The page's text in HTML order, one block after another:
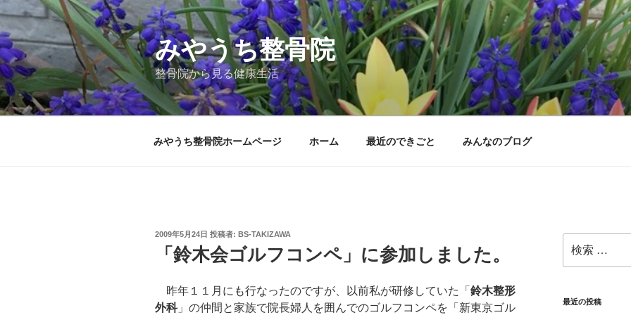
コ
ン
テ
ン
ツ
へ
ス
みやうち整骨院
整骨院から見る健康生活
みやうち整骨院ホームページ ホーム 最近のできごと みんなのブログ
投
2009年5月24日 投稿者: BS-TAKIZAWA
「鈴木会ゴルフコンペ」に参加しました。
昨年１１月にも行なったのですが、以前私が研修していた「 鈴木整形
外科」の仲間と家族で院長婦人を囲んでのゴルフコンペを「新東京ゴル
索:
最近の投稿